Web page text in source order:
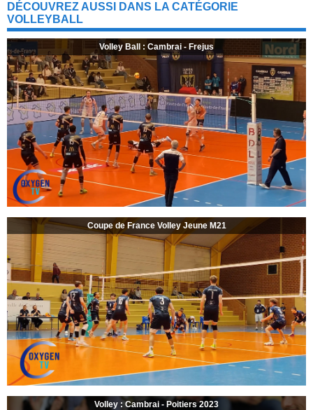
DÉCOUVREZ AUSSI DANS LA CATÉGORIE
VOLLEYBALL
Volley Ball : Cambrai - Frejus
Coupe de France Volley Jeune M21
Volley : Cambrai - Poitiers 2023